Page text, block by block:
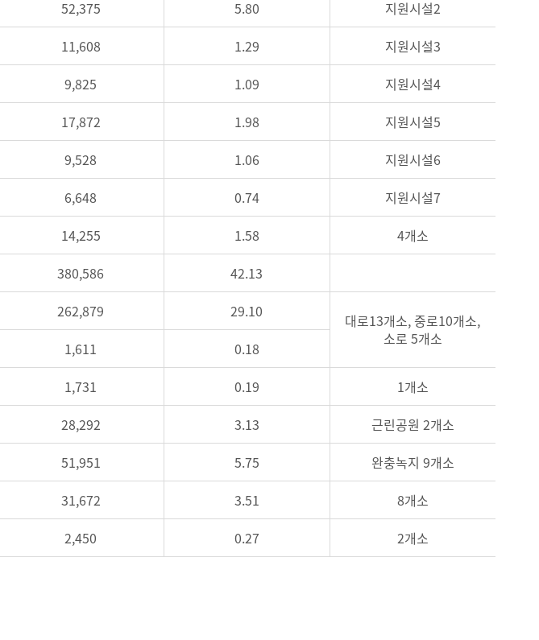
52,375 5.80
지원시설2
11,608 1.29
지원시설3
9,825 1.09
지원시설4
17,872 1.98
지원시설5
9,528 1.06
지원시설6
6,648 0.74
지원시설7
14,255 1.58 4개소
380,586
42.13
262,879 29.10
대로13개소, 중로10개소,
소로 5개소
1,611
0.18
1,731 0.19
1개소
28,292 3.13
근린공원 2개소
51,951 5.75
완충녹지 9개소
31,672 3.51
8개소
2,450 0.27
2개소